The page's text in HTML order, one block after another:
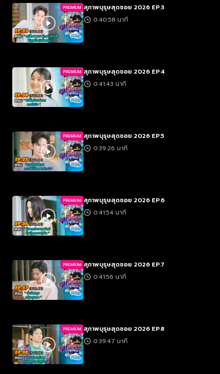
PREMIUM สุภาพบุรุษสุดซอย 2026 EP.3
0:40:58 นาที
PREMIUM สุภาพบุรุษสุดซอย 2026 EP.4
0:41:43 นาที
PREMIUM สุภาพบุรุษสุดซอย 2026 EP.5
0:39:26 นาที
PREMIUM สุภาพบุรุษสุดซอย 2026 EP.6
0:41:54 นาที
PREMIUM สุภาพบุรุษสุดซอย 2026 EP.7
0:41:56 นาที
PREMIUM สุภาพบุรุษสุดซอย 2026 EP.8
0:39:47 นาที